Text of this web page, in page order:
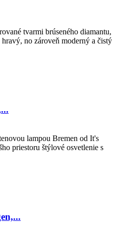
tvarmi brúseného diamantu,
no zároveň moderný a čistý
lampou Bremen od It's
priestoru štýlové osvetlenie s